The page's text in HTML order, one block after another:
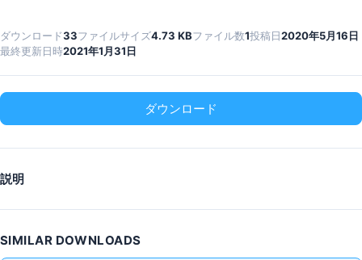
ダウンロード33ファイルサイズ4.73 KBファイル数1投稿日2020年5月16日
最終更新日時2021年1月31日
ダウンロード
説明
SIMILAR DOWNLOADS